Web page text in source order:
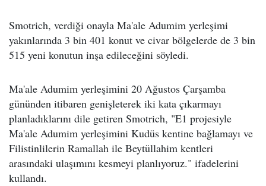
Smotrich, verdiği onayla Ma'ale Adumim yerleşimi
yakınlarında 3 bin 401 konut ve civar bölgelerde de 3 bin
515 yeni konutun inşa edileceğini söyledi.
Ma'ale Adumim yerleşimini 20 Ağustos Çarşamba
gününden itibaren genişleterek iki kata çıkarmayı
planladıklarını dile getiren Smotrich, "E1 projesiyle
Ma'ale Adumim yerleşimini Kudüs kentine bağlamayı ve
Filistinlilerin Ramallah ile Beytüllahim kentleri
arasındaki ulaşımını kesmeyi planlıyoruz." ifadelerini
kullandı.